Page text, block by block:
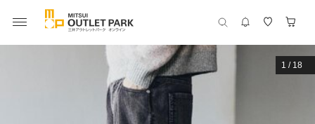
1 / 18